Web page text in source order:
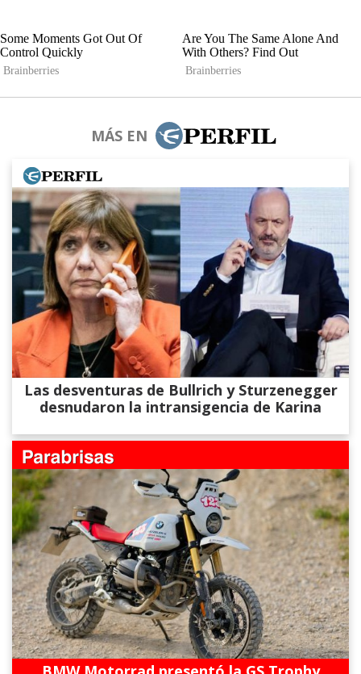
MÁS EN
Las desventuras de Bullrich y Sturzenegger
desnudaron la intransigencia de Karina